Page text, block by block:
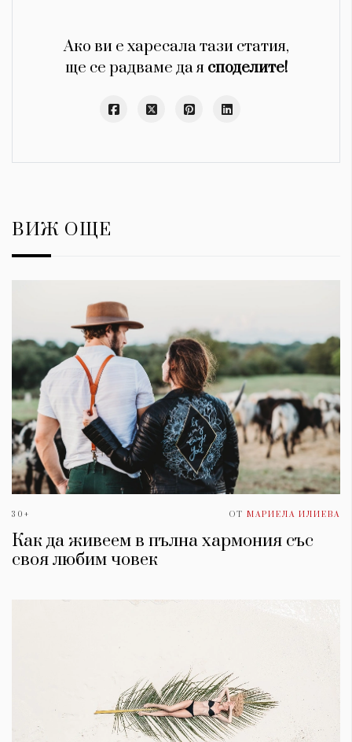
Ако ви е харесала тази статия,
ще се радваме да я споделите!
ВИЖ ОЩЕ
30+ ОТ МАРИЕЛА ИЛИЕВА
Как да живеем в пълна хармония със
своя любим човек